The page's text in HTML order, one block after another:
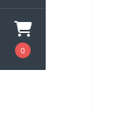
0